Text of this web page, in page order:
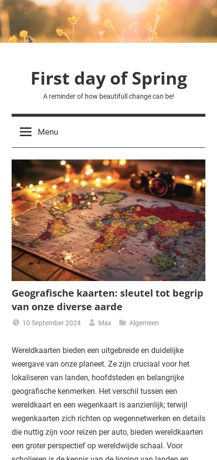
Skip
to
content
First day of Spring
A reminder of how beautifull change can be!
Menu
Geografische kaarten: sleutel tot begrip
van onze diverse aarde
10 September 2024 Max Algemeen
Wereldkaarten bieden een uitgebreide en duidelijke
weergave van onze planeet. Ze zijn cruciaal voor het
lokaliseren van landen, hoofdsteden en belangrijke
geografische kenmerken. Het verschil tussen een
wereldkaart en een wegenkaart is aanzienlijk; terwijl
wegenkaarten zich richten op wegennetwerken en details
die nuttig zijn voor reizen per auto, bieden wereldkaarten
een groter perspectief op wereldwijde schaal. Voor